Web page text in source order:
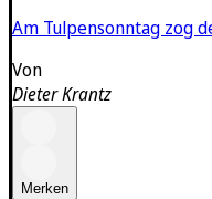
Am Tulpensonntag zog
Von
Dieter Krantz
Merken